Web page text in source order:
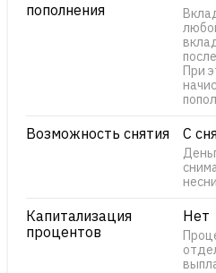
пополнения
При
Возможность снятия С
Капитализация
процентов
Нет